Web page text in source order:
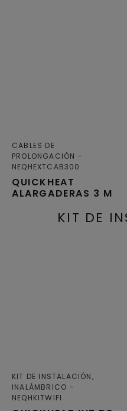
QUICKHEAT
ALARGADERAS 3 M
CABLES DE
PROLONGACIÓN
NEQHEXTCAB300
KIT DE
KIT DE INSTALACIÓN,
INALÁMBRICO
NEQHKITWIFI